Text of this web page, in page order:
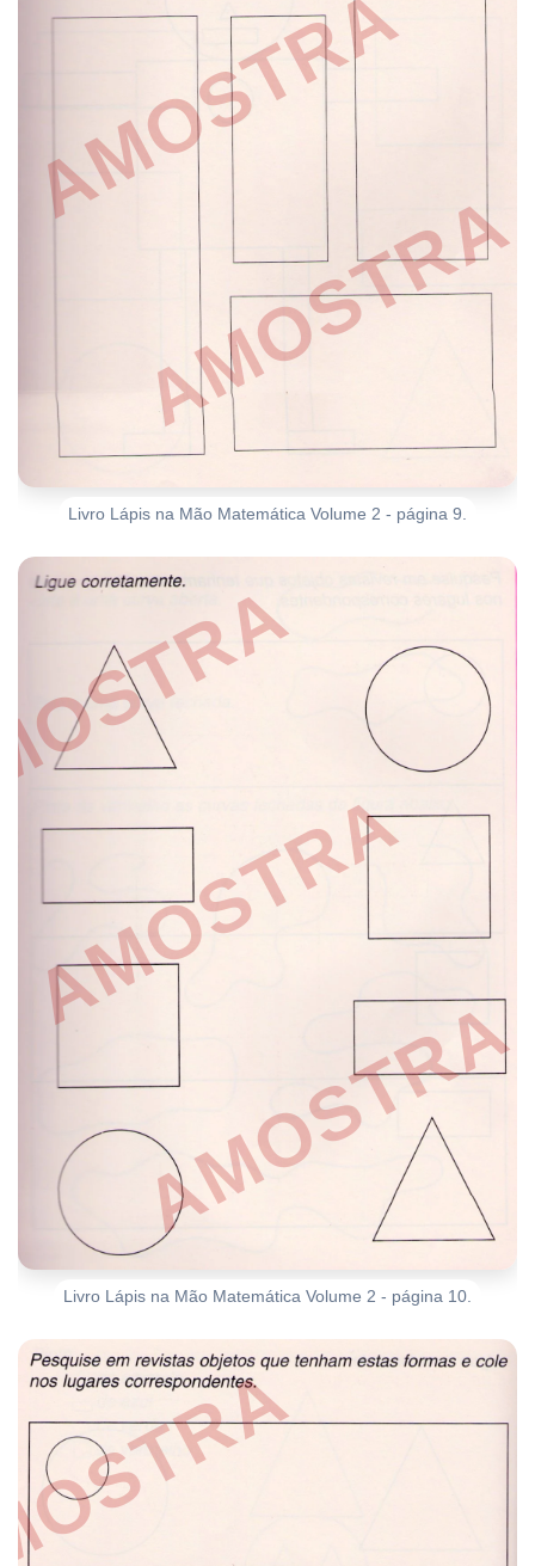
Livro Lápis na Mão Matemática Volume 2 - página 9.
Livro Lápis na Mão Matemática Volume 2 - página 10.